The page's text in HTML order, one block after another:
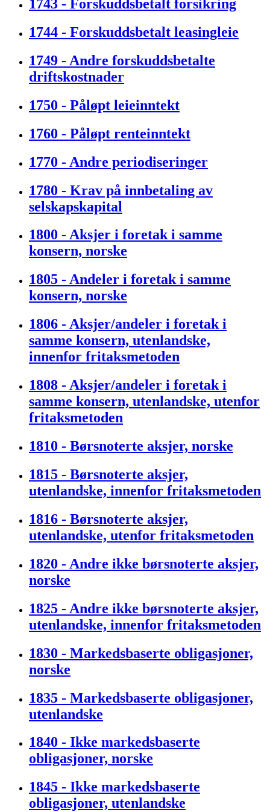
1743 - Forskuddsbetalt forsikring
1744 - Forskuddsbetalt leasingleie
1749 - Andre forskuddsbetalte
driftskostnader
1750 - Påløpt leieinntekt
1760 - Påløpt renteinntekt
1770 - Andre periodiseringer
1780 - Krav på innbetaling av
selskapskapital
1800 - Aksjer i foretak i samme
konsern, norske
1805 - Andeler i foretak i samme
konsern, norske
1806 - Aksjer/andeler i foretak i
samme konsern, utenlandske,
innenfor fritaksmetoden
1808 - Aksjer/andeler i foretak i
samme konsern, utenlandske, utenfor
fritaksmetoden
1810 - Børsnoterte aksjer, norske
1815 - Børsnoterte aksjer,
utenlandske, innenfor fritaksmetoden
1816 - Børsnoterte aksjer,
utenlandske, utenfor fritaksmetoden
1820 - Andre ikke børsnoterte aksjer,
norske
1825 - Andre ikke børsnoterte aksjer,
utenlandske, innenfor fritaksmetoden
1830 - Markedsbaserte obligasjoner,
norske
1835 - Markedsbaserte obligasjoner,
utenlandske
1840 - Ikke markedsbaserte
obligasjoner, norske
1845 - Ikke markedsbaserte
obligasjoner, utenlandske